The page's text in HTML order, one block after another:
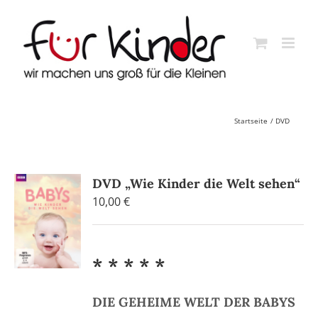
content
Startseite DVD
DVD „Wie Kinder die Welt sehen“
10,00€
* * * * *
DIE GEHEIME WELT DER BABYS